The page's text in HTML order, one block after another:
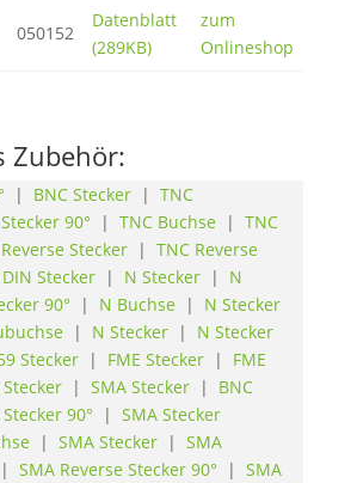
050152
Datenblatt
(289KB)
zum
Onlineshop
Zubehör:
| BNC Stecker| TNC
90° | TNC Buchse | TNC
Stecker| TNC Reverse
Stecker| N Stecker| N
90° | N Buchse | N Stecker
| N Stecker| N Stecker
Stecker| FME Stecker| FME
Stecker| SMA Stecker| BNC
90° | SMA Stecker
| SMA Stecker| SMA
| SMA Reverse Stecker 90° | SMA